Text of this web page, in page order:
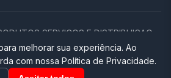
SERVICOS E DISTRIBUICAO
76. Todos os direitos reservados.
por Promptor
melhorar sua experiência. Ao
com nossa Política de Privacidade.